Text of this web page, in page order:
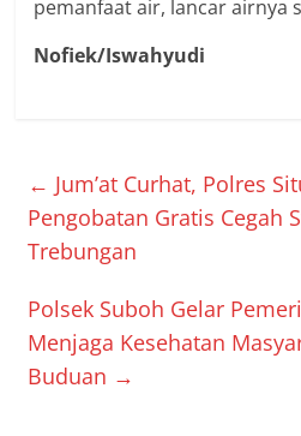
pemanfaat air, lancar airnya
Nofiek/Iswahyudi
← Jum’at Curhat, Polres
Pengobatan Gratis Cegah
Trebungan
Polsek Suboh Gelar
Menjaga Kesehatan
Buduan →